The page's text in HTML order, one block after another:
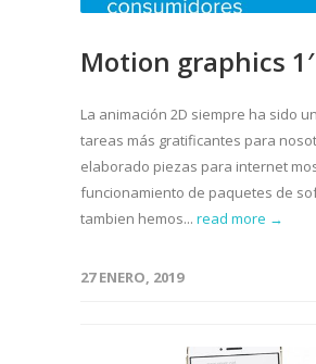
Motion graphics
La animación 2D siempre ha sido
tareas más gratificantes para
elaborado piezas para internet
funcionamiento de paquetes de
tambien hemos... read more →
27 ENERO, 2019